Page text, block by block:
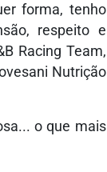
forma, tenho
respeito e
Racing Team,
Nutrição
o que mais